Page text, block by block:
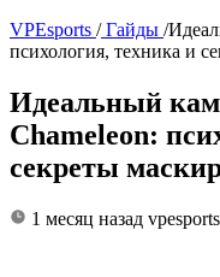
VPEsports / Гайды /
психология, техника и
Идеальный
Chameleon:
секреты
1 месяц назад vpesports